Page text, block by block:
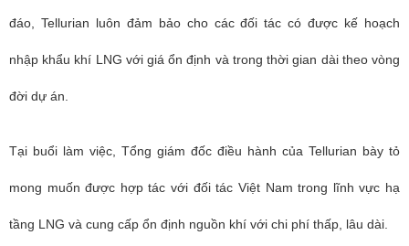
đáo, Tellurian luôn đảm bảo cho các đối tác có được kế hoạch
nhập khẩu khí LNG với giá ổn định và trong thời gian dài theo vòng
đời dự án.
Tại buổi làm việc, Tổng giám đốc điều hành của Tellurian bày tỏ
mong muốn được hợp tác với đối tác Việt Nam trong lĩnh vực hạ
tầng LNG và cung cấp ổn định nguồn khí với chi phí thấp, lâu dài.